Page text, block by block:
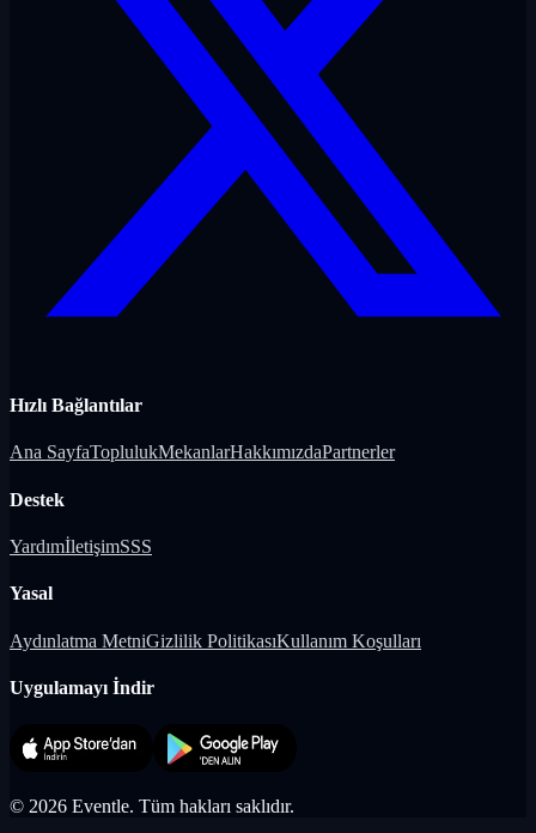
Hızlı Bağlantılar
Ana SayfaToplulukMekanlarHakkımızdaPartnerler
Destek
YardımİletişimSSS
Yasal
Aydınlatma MetniGizlilik PolitikasıKullanım Koşulları
Uygulamayı İndir
© 2026 Eventle. Tüm hakları saklıdır.